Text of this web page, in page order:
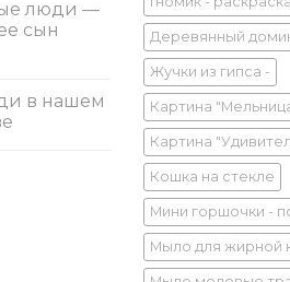
люди —
сын
в нашем
Деревянный
Жучки из гипса -
Картина
Картина
Кошка на стекле
Мини горшочки -
Мыло для жирной